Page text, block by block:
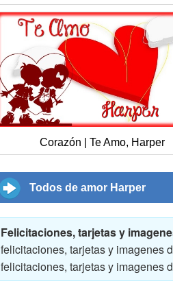
Corazón | Te Amo, Harper
Todos de amor Harper
Felicitaciones, tarjetas y
felicitaciones, tarjetas y imagenes
felicitaciones, tarjetas y imagenes